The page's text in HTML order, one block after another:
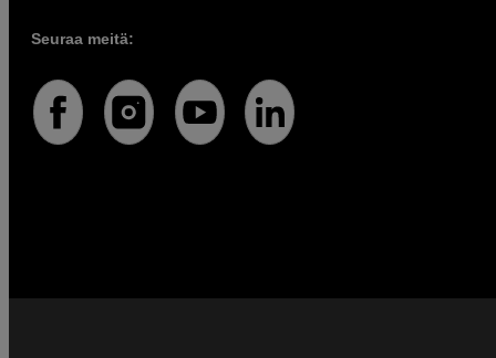
Seuraa meitä: